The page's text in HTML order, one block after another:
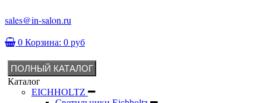
sales@in-salon.ru
0 Корзина: 0 руб
ПОЛНЫЙ КАТАЛОГ
Каталог
EICHHOLTZ